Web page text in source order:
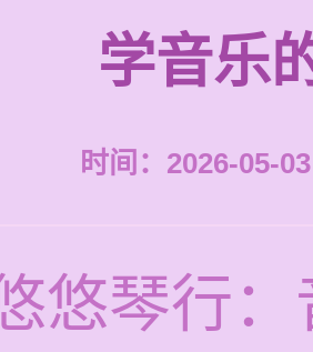
学音乐
时间：2026-05-
悠琴行